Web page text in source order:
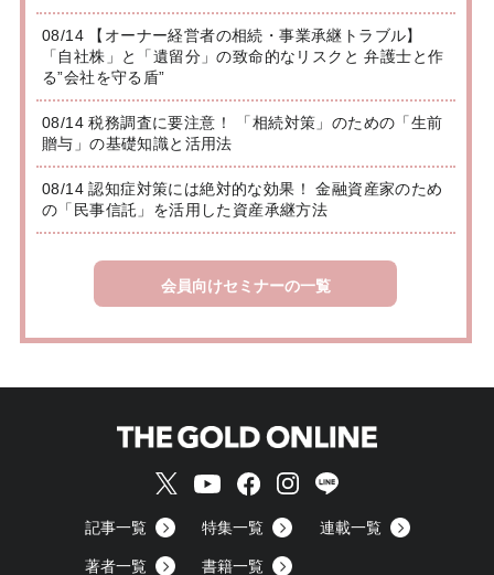
08/14 【オーナー経営者の相続・事業承継トラブル】
「自社株」と「遺留分」の致命的なリスクと 弁護士と作
る”会社を守る盾”
08/14 税務調査に要注意！ 「相続対策」のための「生前
贈与」の基礎知識と活用法
08/14 認知症対策には絶対的な効果！ 金融資産家のため
の「民事信託」を活用した資産承継方法
会員向けセミナーの一覧
記事一覧 特集一覧 連載一覧
著者一覧 書籍一覧